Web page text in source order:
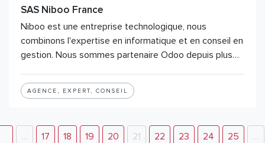
SAS Niboo France
Niboo est une entreprise technologique, nous
combinons l'expertise en informatique et en conseil en
gestion. Nous sommes partenaire Odoo depuis plus…
AGENCE, EXPERT, CONSEIL
… 17 18 19 20 21 22 23 24 25 …